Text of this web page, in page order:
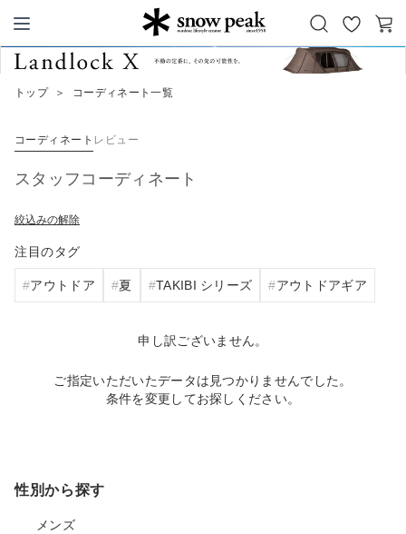
Snow Peak
お
気
カ
トップ ＞ コーディネート一覧
コーディネート レビュー
スタッフコーディネート
絞込みの解除
注目のタグ
アウトドア 夏 TAKIBI シリーズ アウトドアギア
申し訳ございません。
ご指定いただいたデータは見つかりませんでした。
条件を変更してお探しください。
性別から探す
メンズ